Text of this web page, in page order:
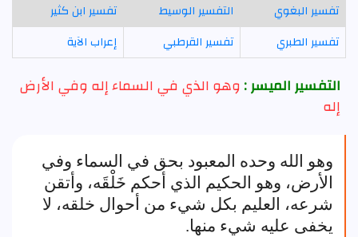
تفسير البغوي
التفسير الوسيط
تفسير ابن كثير
تفسير الطبري
تفسير القرطبي إعراب الآية
التفسير الميسر : وهو الذي في السماء إله وفي الأرض
إله
وهو الله وحده المعبود بحق في السماء وفي
الأرض، وهو الحكيم الذي أحكم خَلْقَه، وأتقن
شرعه، العليم بكل شيء من أحوال خلقه، لا
يخفى عليه شيء منها.